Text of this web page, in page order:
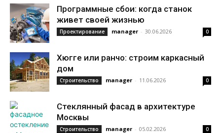
Программные сбои: когда станок
живет своей жизнью
Проектирование manager - 30.06.2026 0
Хюгге или ранчо: строим каркасный
дом
Строительство manager - 11.06.2026 0
Стеклянный фасад в архитектуре
Москвы
Строительство manager - 05.02.2026 0